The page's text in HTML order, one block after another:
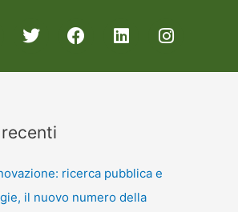
ricerca pubblica e
il nuovo numero della